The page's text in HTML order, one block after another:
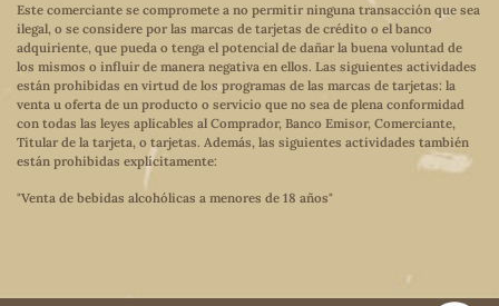
Este comerciante se compromete a no permitir ninguna transacción que sea
ilegal, o se considere por las marcas de tarjetas de crédito o el banco
adquiriente, que pueda o tenga el potencial de dañar la buena voluntad de
los mismos o influir de manera negativa en ellos. Las siguientes actividades
están prohibidas en virtud de los programas de las marcas de tarjetas: la
venta u oferta de un producto o servicio que no sea de plena conformidad
con todas las leyes aplicables al Comprador, Banco Emisor, Comerciante,
Titular de la tarjeta, o tarjetas. Además, las siguientes actividades también
están prohibidas explícitamente:
"Venta de bebidas alcohólicas a menores de 18 años"